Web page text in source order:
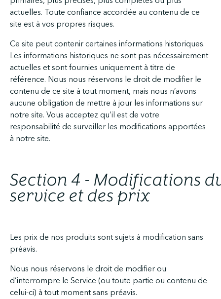
actuelles. Toute confiance accordée au contenu de ce
site est à vos propres risques.
Ce site peut contenir certaines informations historiques.
Les informations historiques ne sont pas nécessairement
actuelles et sont fournies uniquement à titre de
référence. Nous nous réservons le droit de modifier le
contenu de ce site à tout moment, mais nous n’avons
aucune obligation de mettre à jour les informations sur
notre site. Vous acceptez qu’il est de votre
responsabilité de surveiller les modifications apportées
à notre site.
Section 4 - Modifications
service et des prix
Les prix de nos produits sont sujets à modification sans
préavis.
Nous nous réservons le droit de modifier ou
d’interrompre le Service (ou toute partie ou contenu de
celui-ci) à tout moment sans préavis.